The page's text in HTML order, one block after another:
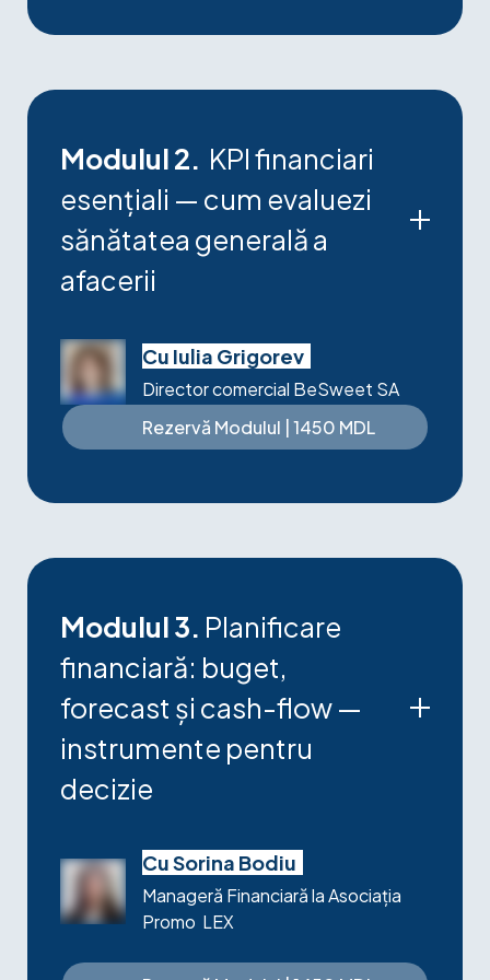
Modulul 2. KPI financiari
esențiali — cum evaluezi
sănătatea generală a
afacerii
Analiza indicatorilor de solvabilitate
Analiza indicatorilor de activitate
Marjă brută vs EBITDA
Analiza indicatorilor de rentabilitate
Livrabil: Template dashboard KPI în Excel
Cu Iulia Grigorev
Director comercial BeSweet SA
Rezervă Modulul | 1450 MDL
Modulul 3. Planificare
financiară: buget,
forecast și cash-flow —
instrumente pentru
decizie
ca exercițiu de raportare
Forecast rolling vs. buget static:
reactualizare trimestrială și scenarii (bază /
optimist / pesimist)
Cu Sorina Bodiu
Manageră Financiară la Asociația
Promo LEX